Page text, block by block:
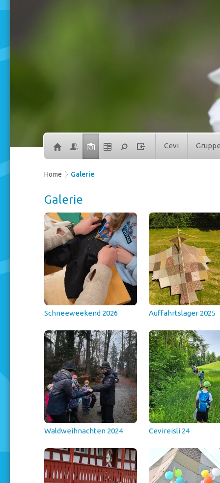
Cevi
Home Galerie
Galerie
Schneeweekend 2026 Auffahrtslager 2025
Waldweihnachten 2024 Cevireisli 24